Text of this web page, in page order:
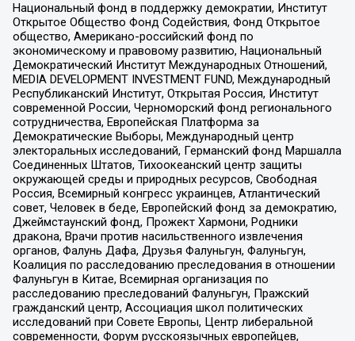
Национальный фонд в поддержку демократии, Институт
Открытое Общество Фонд Содействия, Фонд Открытое
общество, Американо-российский фонд по
экономическому и правовому развитию, Национальный
Демократический Институт Международных Отношений,
MEDIA DEVELOPMENT INVESTMENT FUND, Международный
Республиканский Институт, Открытая Россия, Институт
современной России, Черноморский фонд регионального
сотрудничества, Европейская Платформа за
Демократические Выборы, Международный центр
электоральных исследований, Германский фонд Маршалла
Соединенных Штатов, Тихоокеанский центр защиты
окружающей среды и природных ресурсов, Свободная
Россия, Всемирный конгресс украинцев, Атлантический
совет, Человек в беде, Европейский фонд за демократию,
Джеймстаунский фонд, Прожект Хармони, Родники
дракона, Врачи против насильственного извлечения
органов, Фалунь Дафа, Друзья Фалуньгун, Фалуньгун,
Коалиция по расследованию преследования в отношении
Фалуньгун в Китае, Всемирная организация по
расследованию преследований Фалуньгун, Пражский
гражданский центр, Ассоциация школ политических
исследований при Совете Европы, Центр либеральной
современности, Форум русскоязычных европейцев,